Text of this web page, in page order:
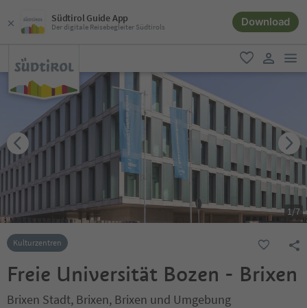
Südtirol Guide App
Der digitale Reisebegleiter Südtirols Download
favorit
user link
1/7
Kulturzentren
Freie Universität Bozen - Brixen
Brixen Stadt, Brixen, Brixen und Umgebung